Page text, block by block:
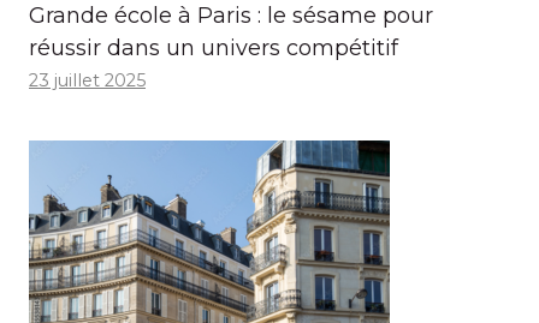
Grande école à Paris : le sésame pour
réussir dans un univers compétitif
23 juillet 2025